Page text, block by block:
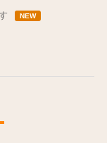
NEW